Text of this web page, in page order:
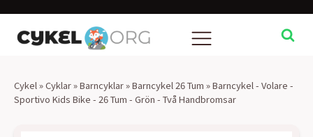
Cykel »Cyklar»Barncyklar»Barncykel 26 Tum »Barncykel - Volare -
Sportivo Kids Bike - 26 Tum - Grön - Två Handbromsar